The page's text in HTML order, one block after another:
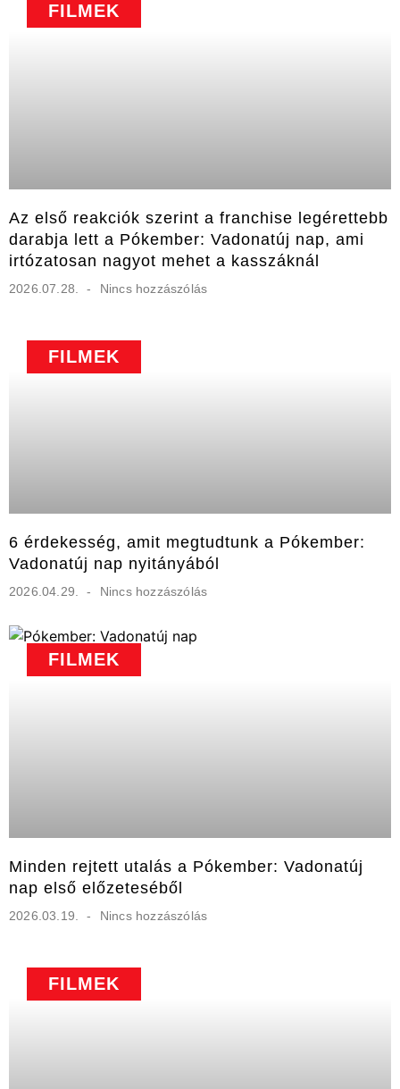
FILMEK
Az első reakciók szerint a franchise legérettebb
darabja lett a Pókember: Vadonatúj nap, ami
irtózatosan nagyot mehet a kasszáknál
2026.07.28. Nincs hozzászólás
FILMEK
6 érdekesség, amit megtudtunk a Pókember:
Vadonatúj nap nyitányából
2026.04.29. Nincs hozzászólás
FILMEK
Minden rejtett utalás a Pókember: Vadonatúj
nap első előzeteséből
2026.03.19. Nincs hozzászólás
FILMEK